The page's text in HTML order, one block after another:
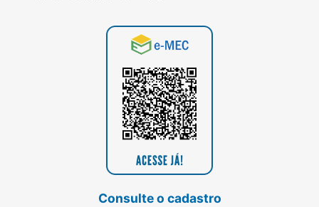
Consulte o cadastro